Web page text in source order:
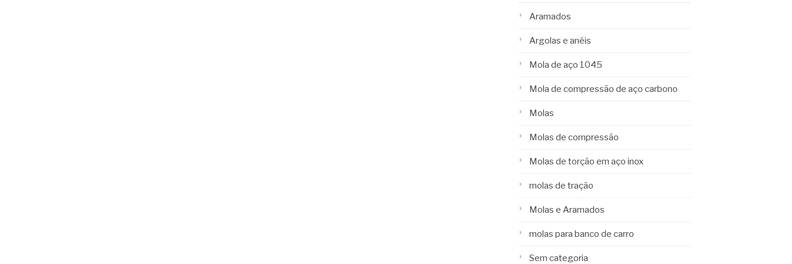
Aramados
Argolas e anéis
Mola de aço 1045
Mola de compressão de aço carbono
Molas
Molas de compressão
Molas de torção em aço inox
molas de tração
Molas e Aramados
molas para banco de carro
Sem categoria